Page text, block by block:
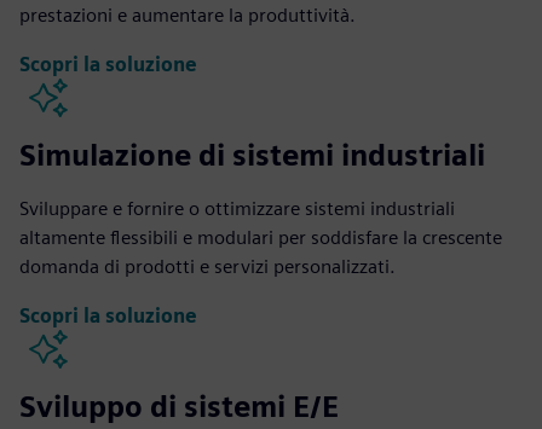
prestazioni e aumentare la produttività.
Scopri la soluzione
Simulazione di sistemi industriali
Sviluppare e fornire o ottimizzare sistemi industriali
altamente flessibili e modulari per soddisfare la crescente
domanda di prodotti e servizi personalizzati.
Scopri la soluzione
Sviluppo di sistemi E/E